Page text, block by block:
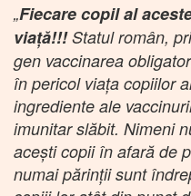
„Fiecare copil al
viață!!!Statul român,
gen vaccinarea
în pericol viața copiilor
ingrediente ale
imunitar slăbit. Nimeni
acești copii în afară de
numai părinții sunt